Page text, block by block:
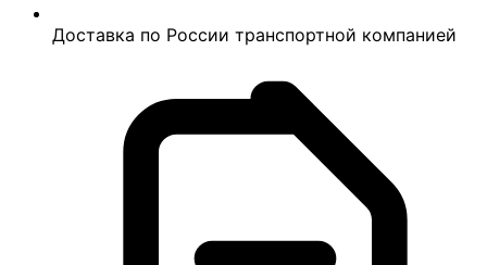
Доставка по России транспортной компанией